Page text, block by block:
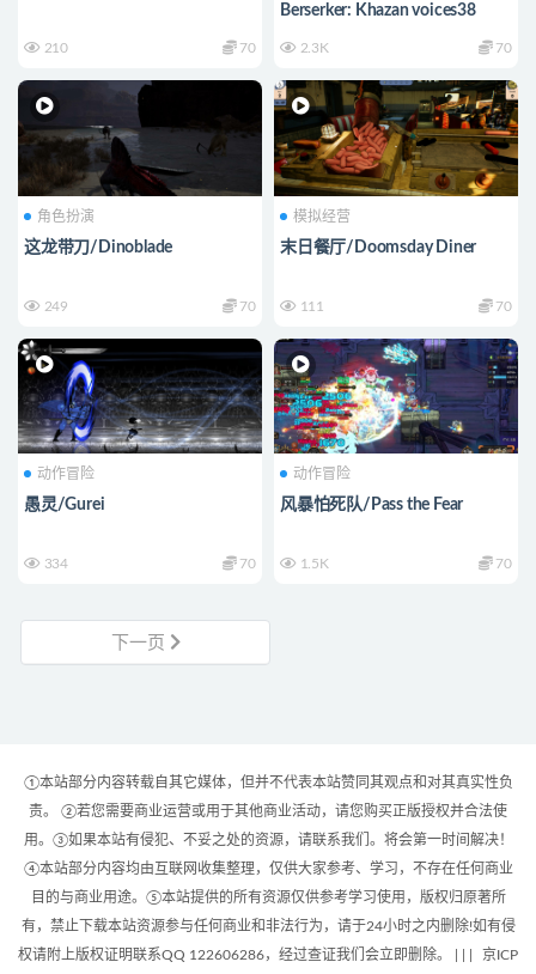
210 70
Berserker: Khazan voices38
2.3K 70
角色扮演
这龙带刀/Dinoblade
249 70
模拟经营
末日餐厅/Doomsday Diner
111 70
动作冒险
愚灵/Gurei
334 70
动作冒险
风暴怕死队/Pass the Fear
1.5K 70
下一页
①本站部分内容转载自其它媒体，但并不代表本站赞同其观点和对其真实性负
责。 ②若您需要商业运营或用于其他商业活动，请您购买正版授权并合法使
用。③如果本站有侵犯、不妥之处的资源，请联系我们。将会第一时间解决！
④本站部分内容均由互联网收集整理，仅供大家参考、学习，不存在任何商业
目的与商业用途。⑤本站提供的所有资源仅供参考学习使用，版权归原著所
有，禁止下载本站资源参与任何商业和非法行为，请于24小时之内删除!如有侵
权请附上版权证明联系QQ 122606286，经过查证我们会立即删除。 | |
京ICP